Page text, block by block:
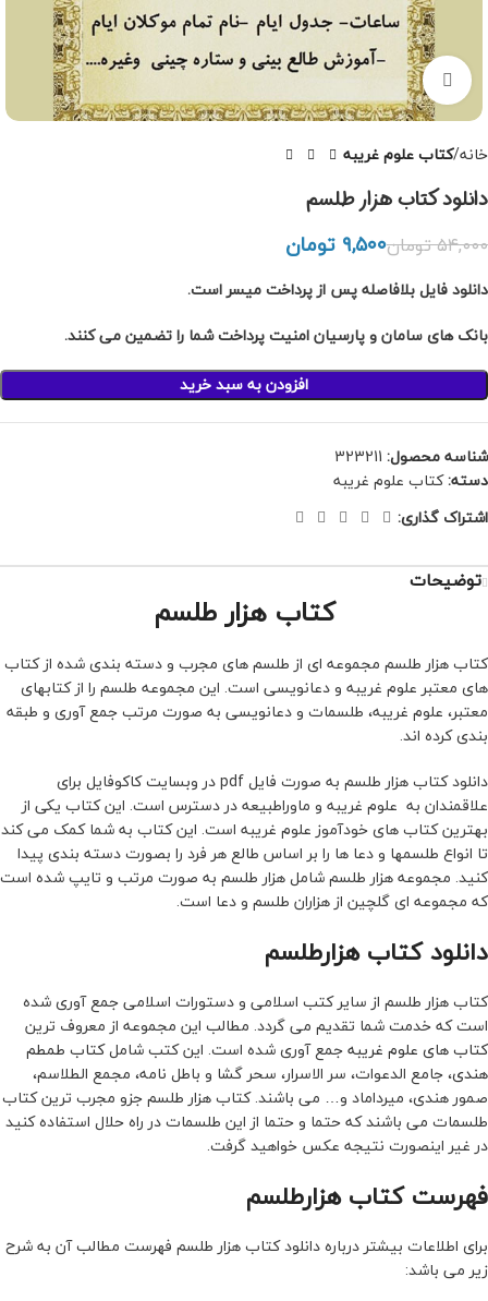
بزرگنمایی تصویر
خانه کتاب علوم غریبه
دانلود کتاب هزار طلسم
۵۴,۰۰۰تومان۹,۵۰۰ تومان
دانلود فایل بلافاصله پس از پرداخت میسر است.
بانک های سامان و پارسیان امنیت پرداخت شما را تضمین می کنند.
افزودن به سبد خرید
شناسه محصول: 323211
دسته: کتاب علوم غریبه
اشتراک گذاری:
توضیحات
کتاب هزار طلسم
کتاب هزار طلسم مجموعه ای از طلسم های مجرب و دسته بندی شده از کتاب
های معتبر علوم غریبه و دعانویسی است. این مجموعه طلسم را از کتابهای
معتبر، علوم غریبه، طلسمات و دعانویسی به صورت مرتب جمع آوری و طبقه
بندی کرده اند.
دانلود کتاب هزار طلسم به صورت فایل pdf در وبسایت کاکوفایل برای
علاقمندان به علوم غریبه و ماوراطبیعه در دسترس است. این کتاب یکی از
بهترین کتاب های خودآموز علوم غریبه است. این کتاب به شما کمک می کند
تا انواع طلسمها و دعا ها را بر اساس طالع هر فرد را بصورت دسته بندی پیدا
کنید. مجموعه هزار طلسم شامل هزار طلسم به صورت مرتب و تایپ شده است
که مجموعه ای گلچین از هزاران طلسم و دعا است.
دانلود کتاب هزارطلسم
کتاب هزار طلسم از سایر کتب اسلامی و دستورات اسلامی جمع آوری شده
است که خدمت شما تقدیم می گردد. مطالب این مجموعه از معروف ترین
کتاب های علوم غریبهجمع آوری شده است. این کتب شاملکتاب طمطم
هندی، جامع الدعوات، سر الاسرار، سحر گشا و باطل نامه، مجمع الطلاسم،
صمور هندی، میرداماد و… می باشند. کتاب هزار طلسم جزو مجرب ترین کتاب
طلسمات می باشند که حتما و حتما از این طلسمات در راه حلال استفاده کنید
در غیر اینصورت نتیجه عکس خواهید گرفت.
فهرست کتاب هزارطلسم
برای اطلاعات بیشتر درباره دانلود کتاب هزار طلسم فهرست مطالب آن به شرح
زیر می باشد: